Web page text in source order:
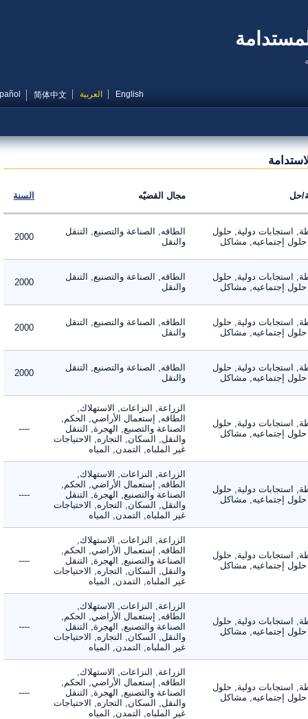
English العربية 简体中文
Español
مجال القضيّه السنة
استجابات دولية, حلول
إجتماعيه, مشاكل
الطاقه, الصناعة والتصنيع, التنقل
والنقل
2000
استجابات دولية, حلول
إجتماعيه, مشاكل
الطاقه, الصناعة والتصنيع, التنقل
والنقل
2000
استجابات دولية, حلول
إجتماعيه, مشاكل
الطاقه, الصناعة والتصنيع, التنقل
والنقل
2000
استجابات دولية, حلول
إجتماعيه, مشاكل
الطاقه, الصناعة والتصنيع, التنقل
والنقل
2000
استجابات دولية, حلول
إجتماعيه, مشاكل
الزراعة, النزاعات, الاستهلاك,
الطاقه, إستعمال الأراضي, الحكم,
الصناعة والتصنيع, الهجرة, التنقل
والنقل, السكان, التجاره, الاحتياجات
غير الملباه, التمدن, المياه
----
استجابات دولية, حلول
إجتماعيه, مشاكل
الزراعة, النزاعات, الاستهلاك,
الطاقه, إستعمال الأراضي, الحكم,
الصناعة والتصنيع, الهجرة, التنقل
والنقل, السكان, التجاره, الاحتياجات
غير الملباه, التمدن, المياه
----
استجابات دولية, حلول
إجتماعيه, مشاكل
الزراعة, النزاعات, الاستهلاك,
الطاقه, إستعمال الأراضي, الحكم,
الصناعة والتصنيع, الهجرة, التنقل
والنقل, السكان, التجاره, الاحتياجات
غير الملباه, التمدن, المياه
----
استجابات دولية, حلول
إجتماعيه, مشاكل
الزراعة, النزاعات, الاستهلاك,
الطاقه, إستعمال الأراضي, الحكم,
الصناعة والتصنيع, الهجرة, التنقل
والنقل, السكان, التجاره, الاحتياجات
غير الملباه, التمدن, المياه
----
استجابات دولية, حلول
إجتماعيه, مشاكل
الزراعة, النزاعات, الاستهلاك,
الطاقه, إستعمال الأراضي, الحكم,
الصناعة والتصنيع, الهجرة, التنقل
والنقل, السكان, التجاره, الاحتياجات
غير الملباه, التمدن, المياه
----